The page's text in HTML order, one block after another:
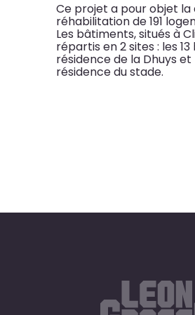
Ce projet a pour objet
réhabilitation de 191
Les bâtiments, situés à
répartis en 2 sites : les
résidence de la Dhuys
résidence du stade.